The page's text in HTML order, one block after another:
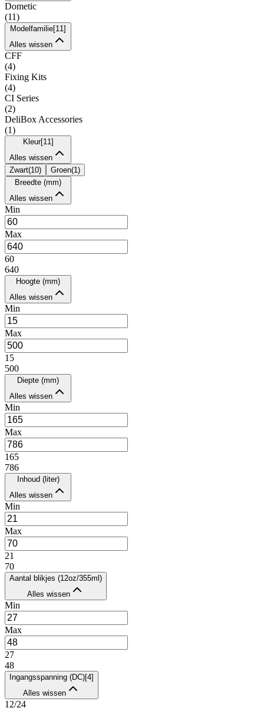
Dometic
(11)
Modelfamilie[11 ]
Alles wissen
CFF
(4)
Fixing Kits
(4)
CI Series
(2)
DeliBox Accessories
(1)
Kleur[11 ]
Alles wissen
Zwart(10) Groen(1 )
Breedte (mm)
Alles wissen
Min
Max
60
640
Hoogte (mm)
Alles wissen
Min
Max
15
500
Diepte (mm)
Alles wissen
Min
Max
165
786
Inhoud (liter)
Alles wissen
Min
Max
21
70
Aantal blikjes (12oz/355ml)
Alles wissen
Min
Max
27
48
Ingangsspanning (DC)[4]
Alles wissen
12/24